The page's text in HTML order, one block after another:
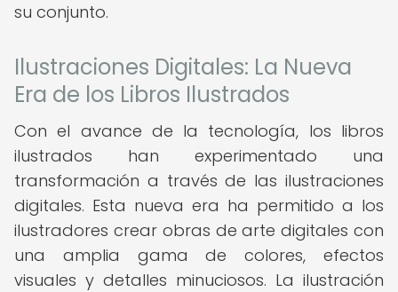
su conjunto.
Ilustraciones Digitales: La Nueva
Era de los Libros Ilustrados
Con el avance de la tecnología, los libros
ilustrados han experimentado una
transformación a través de las ilustraciones
digitales. Esta nueva era ha permitido a los
ilustradores crear obras de arte digitales con
una amplia gama de colores, efectos
visuales y detalles minuciosos. La ilustración